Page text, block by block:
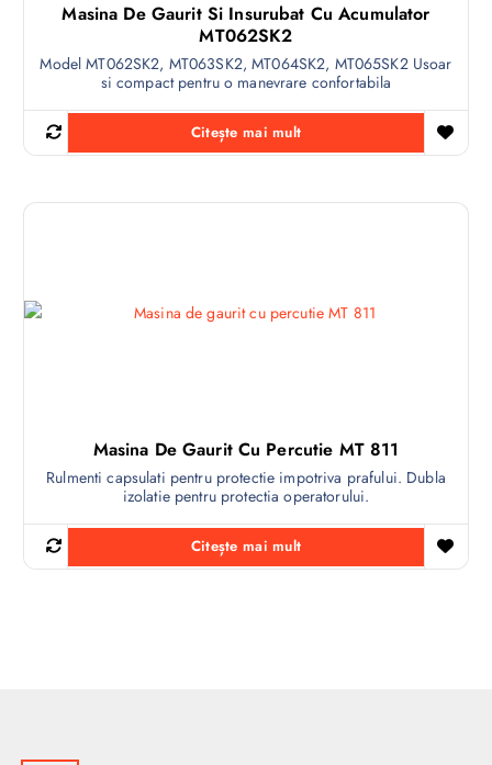
Masina De Gaurit Si Insurubat Cu Acumulator
MT062SK2
Model MT062SK2, MT063SK2, MT064SK2, MT065SK2 Usoar
si compact pentru o manevrare confortabila
Citește mai mult
Masina De Gaurit Cu Percutie MT 811
Rulmenti capsulati pentru protectie impotriva prafului. Dubla
izolatie pentru protectia operatorului.
Citește mai mult